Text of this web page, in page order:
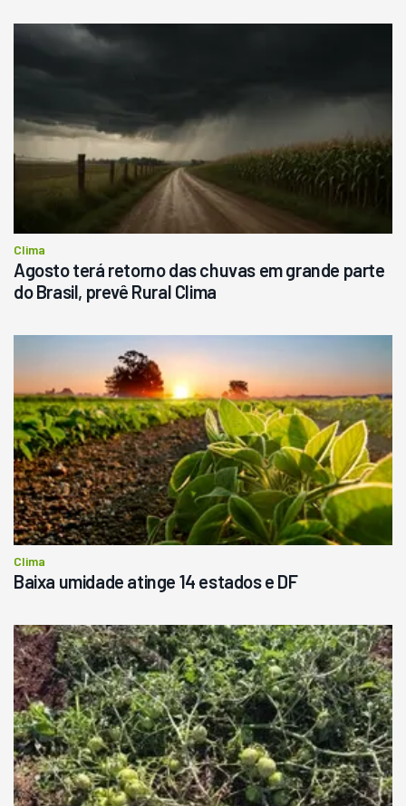
Clima
Agosto terá retorno das chuvas em grande parte
do Brasil, prevê Rural Clima
Clima
Baixa umidade atinge 14 estados e DF